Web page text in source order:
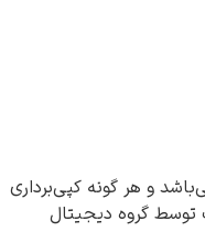
و هر گونه کپی‌برداری
توسط گروه دیجیتال